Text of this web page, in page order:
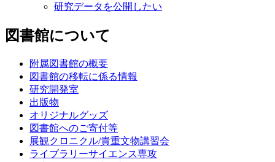
研究データを公開したい
図書館について
附属図書館の概要
図書館の移転に係る情報
研究開発室
出版物
オリジナルグッズ
図書館へのご寄付等
展観クロニクル/貴重文物講習会
ライブラリーサイエンス専攻